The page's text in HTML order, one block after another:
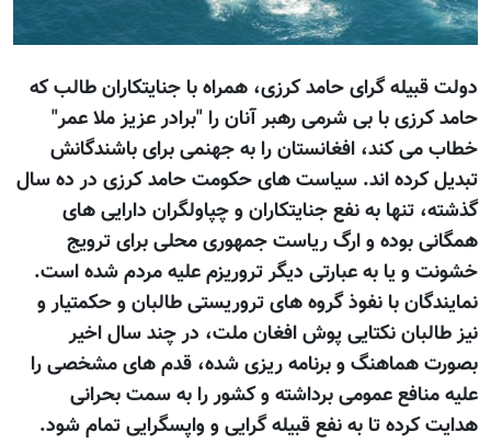
دولت قبیله گرای حامد کرزی، همراه با جنایتکاران طالب که
حامد کرزی با بی شرمی رهبر آنان را "برادر عزیز ملا عمر"
خطاب می کند، افغانستان را به جهنمی برای باشندگانش
تبدیل کرده اند. سیاست های حکومت حامد کرزی در ده سال
گذشته، تنها به نفع جنایتکاران و چپاولگران دارایی های
همگانی بوده و ارگ ریاست جمهوری محلی برای ترويج
خشونت و یا به عبارتی دیگر تروريزم علیه مردم شده است.
نمایندگان با نفوذ گروه های تروریستی طالبان و حکمتیار و
نیز طالبان نکتایی پوش افغان ملت، در چند سال اخیر
بصورت هماهنگ و برنامه ریزی شده، قدم های مشخصی را
علیه منافع عمومی برداشته و کشور را به سمت بحرانی
هدایت کرده تا به نفع قبیله گرایی و واپسگرایی تمام شود.